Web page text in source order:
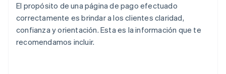
El propósito de una página de pago efectuado
correctamente es brindar a los clientes claridad,
confianza y orientación. Esta es la información que te
recomendamos incluir.